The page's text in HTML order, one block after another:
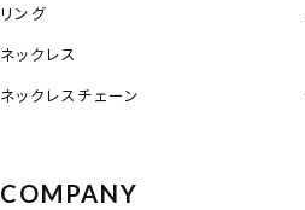
リング
ネックレス
ネックレスチェーン
COMPANY